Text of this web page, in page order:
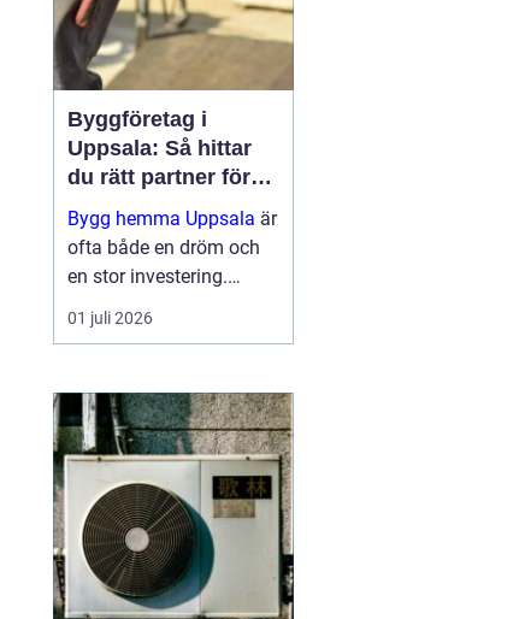
Byggföretag i
Uppsala: Så hittar
du rätt partner för
ditt projekt
Bygg hemma Uppsala är
ofta både en dröm och
en stor investering.
Oavsett om det handlar
om en totalrenovering,
altan vill de flesta u...
01 juli 2026